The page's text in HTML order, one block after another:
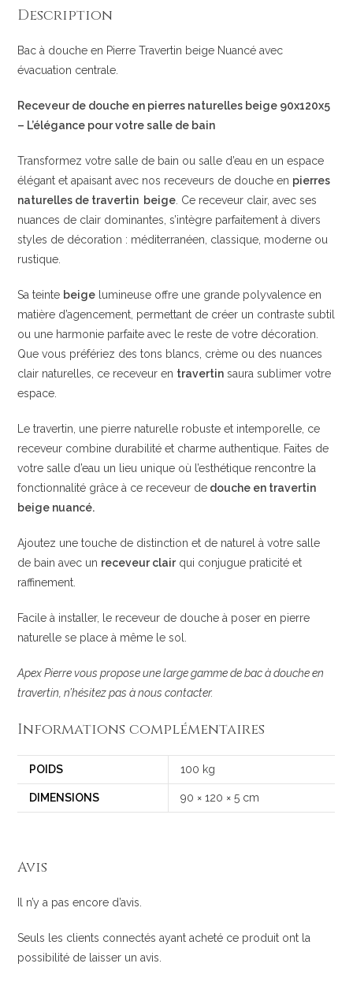
Description
Bac à douche en Pierre Travertin beige Nuancé avec
évacuation centrale.
Receveur de douche en pierres naturelles beige 90x120x5
– L’élégance pour votre salle de bain
Transformez votre salle de bain ou salle d’eau en un espace
élégant et apaisant avec nos receveurs de douche en pierres
naturelles de travertin beige . Ce receveur clair, avec ses
nuances de clair dominantes, s’intègre parfaitement à divers
styles de décoration : méditerranéen, classique, moderne ou
rustique.
Sa teinte beige lumineuse offre une grande polyvalence en
matière d’agencement, permettant de créer un contraste subtil
ou une harmonie parfaite avec le reste de votre décoration.
Que vous préfériez des tons blancs, crème ou des nuances
clair naturelles, ce receveur en travertin saura sublimer votre
espace.
Le travertin, une pierre naturelle robuste et intemporelle, ce
receveur combine durabilité et charme authentique. Faites de
votre salle d’eau un lieu unique où l’esthétique rencontre la
fonctionnalité grâce à ce receveur de douche en travertin
beige nuancé.
Ajoutez une touche de distinction et de naturel à votre salle
de bain avec un receveur clairqui conjugue praticité et
raffinement.
Facile à installer, le receveur de douche à poser en pierre
naturelle se place à même le sol.
Apex Pierre vous propose une large gamme de bac à douche en
travertin, n’hésitez pas à nous contacter.
Informations complémentaires
POIDS 100 kg
DIMENSIONS 90 × 120 × 5 cm
Avis
Il n’y a pas encore d’avis.
Seuls les clients connectés ayant acheté ce produit ont la
possibilité de laisser un avis.